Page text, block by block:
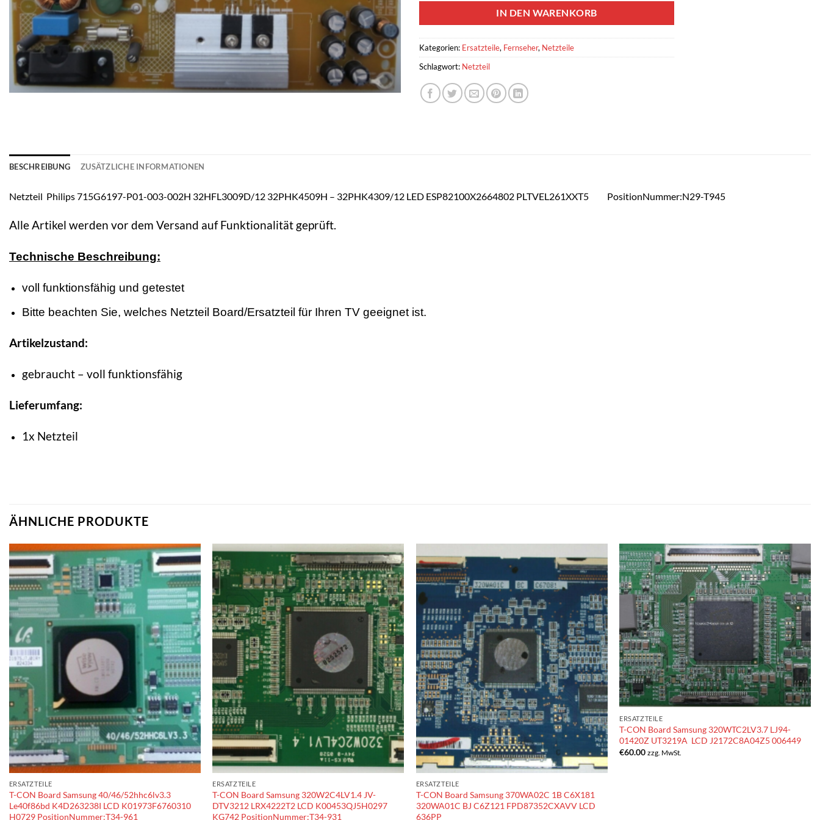
IN DEN WARENKORB
Kategorien: Ersatzteile, Fernseher, Netzteile
Schlagwort: Netzteil
BESCHREIBUNG ZUSÄTZLICHE INFORMATIONEN
Netzteil Philips 715G6197-P01-003-002H 32HFL3009D/12 32PHK4509H – 32PHK4309/12 LED ESP82100X2664802 PLTVEL261XXT5 PositionNummer:N29-T945
Alle Artikel werden vor dem Versand auf Funktionalität geprüft.
Technische Beschreibung:
voll funktionsfähig und getestet
Bitte beachten Sie, welches Netzteil Board/Ersatzteil für Ihren TV geeignet ist.
Artikelzustand:
gebraucht – voll funktionsfähig
Lieferumfang:
1x Netzteil
ÄHNLICHE PRODUKTE
ERSATZTEILE
T-CON Board Samsung 40/46/52hhc6lv3.3
Le40f86bd K4D263238I LCD K01973F6760310
H0729 PositionNummer:T34-961
ERSATZTEILE
T-CON Board Samsung 320W2C4LV1.4 JV-
DTV3212 LRX4222T2 LCD K00453QJ5H0297
KG742 PositionNummer:T34-931
ERSATZTEILE
T-CON Board Samsung 370WA02C 1B C6X181
320WA01C BJ C6Z121 FPD87352CXAVV LCD
636PP
ERSATZTEILE
T-CON Board Samsung 320WTC2LV3.7 LJ94-
01420Z UT3219A LCD J2172C8A04Z5 006449
€60.00 zzg. MwSt.